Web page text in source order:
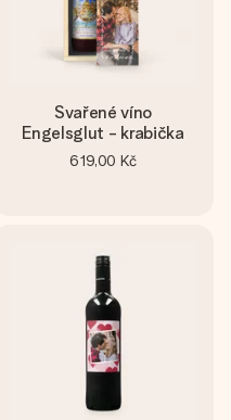
Svařené víno
Engelsglut - krabička
619,00 Kč